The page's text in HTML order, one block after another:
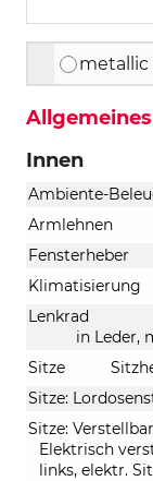
metallic
Allgemeines
Innen
Ambiente-
Armlehnen
Fensterheber
Klimatisierung
Lenkrad
in Leder,
Sitze
Sitze:
Sitze:
Elektrisch
links, elektr.